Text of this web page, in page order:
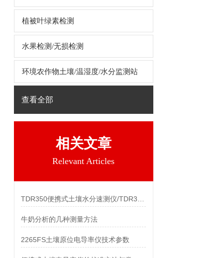
植被叶绿素检测
水果检测/无损检测
环境农作物土壤/温湿度/水分监测站
查看全部
相关文章
Relevant Articles
牛奶分析的几种测量方法
2265FS土壤原位电导率仪技术参数